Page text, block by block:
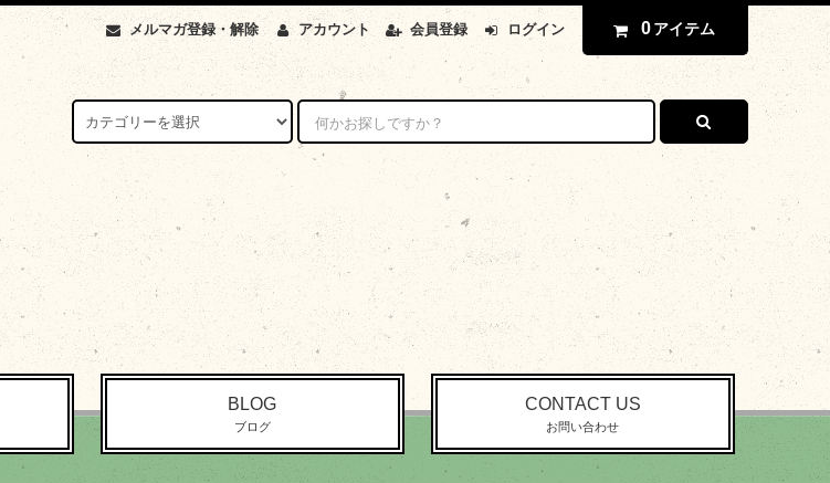
メルマガ登録・解除 アカウント 会員登録 ログイン 0 アイテム
BLOG
ブログ
CONTACT US
お問い合わせ